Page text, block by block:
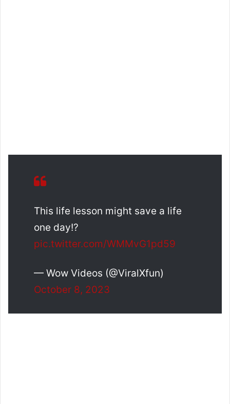
This life lesson might save a life
one day!?
pic.twitter.com/WMMvG1pd59
— Wow Videos (@ViralXfun)
October 8, 2023